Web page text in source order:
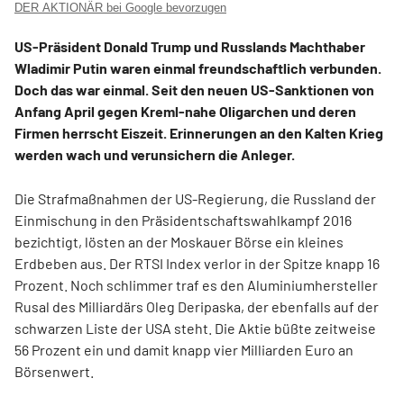
DER AKTIONÄR bei Google bevorzugen
US-Präsident Donald Trump und Russlands Machthaber
Wladimir Putin waren einmal freundschaftlich verbunden.
Doch das war einmal. Seit den neuen US-Sanktionen von
Anfang April gegen Kreml-nahe Oligarchen und deren
Firmen herrscht Eiszeit. Erinnerungen an den Kalten Krieg
werden wach und verunsichern die Anleger.
Die Strafmaßnahmen der US-Regierung, die Russland der
Einmischung in den Präsidentschaftswahlkampf 2016
bezichtigt, lösten an der Moskauer Börse ein kleines
Erdbeben aus. Der RTSI Index verlor in der Spitze knapp 16
Prozent. Noch schlimmer traf es den Aluminiumhersteller
Rusal des Milliardärs Oleg Deripaska, der ebenfalls auf der
schwarzen Liste der USA steht. Die Aktie büßte zeitweise
56 Prozent ein und damit knapp vier Milliarden Euro an
Börsenwert.